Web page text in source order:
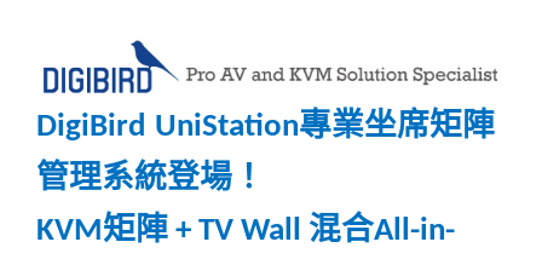
DigiBird UniStation專業坐席矩陣
管理系統登場！
KVM矩陣 + TV Wall 混合All-in-